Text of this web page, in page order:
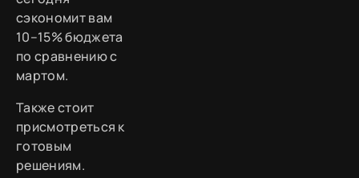
сэкономит вам
10–15% бюджета
по сравнению с
мартом.
Также стоит
присмотреться к
готовым
решениям.